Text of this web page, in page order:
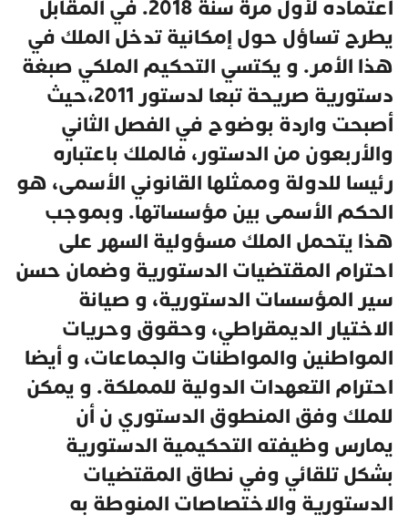
اعتماده لأول مرة سنة 2018. في المقابل
يطرح تساؤل حول إمكانية تدخل الملك في
هذا الأمر. و يكتسي التحكيم الملكي صبغة
دستورية صريحة تبعا لدستور 2011،حيث
أصبحت واردة بوضوح في الفصل الثاني
والأربعون من الدستور، فالملك باعتباره
رئيسا للدولة وممثلها القانوني الأسمى، هو
الحكم الأسمى بين مؤسساتها. وبموجب
هذا يتحمل الملك مسؤولية السهر على
احترام المقتضيات الدستورية وضمان حسن
سير المؤسسات الدستورية، و صيانة
الاختيار الديمقراطي، وحقوق وحريات
المواطنين والمواطنات والجماعات، و أيضا
احترام التعهدات الدولية للمملكة. و يمكن
للملك وفق المنطوق الدستوري ن أن
يمارس وظيفته التحكيمية الدستورية
بشكل تلقائي وفي نطاق المقتضيات
الدستورية والاختصاصات المنوطة به